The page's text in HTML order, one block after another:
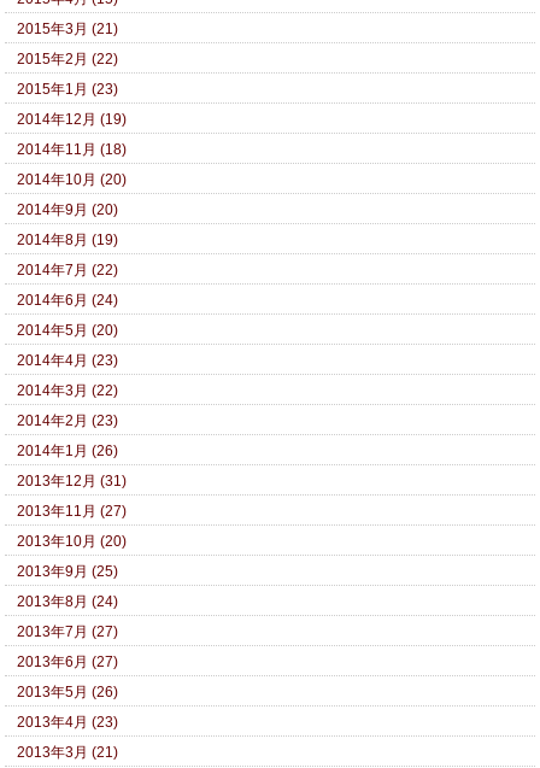
2015年3月 (21)
2015年2月 (22)
2015年1月 (23)
2014年12月 (19)
2014年11月 (18)
2014年10月 (20)
2014年9月 (20)
2014年8月 (19)
2014年7月 (22)
2014年6月 (24)
2014年5月 (20)
2014年4月 (23)
2014年3月 (22)
2014年2月 (23)
2014年1月 (26)
2013年12月 (31)
2013年11月 (27)
2013年10月 (20)
2013年9月 (25)
2013年8月 (24)
2013年7月 (27)
2013年6月 (27)
2013年5月 (26)
2013年4月 (23)
2013年3月 (21)